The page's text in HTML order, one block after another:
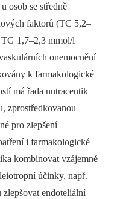
osob se středně
vých faktorů (TC 5,2–
1,7–2,3 mmol/l
onemocnění
k farmakologické
má řada nutraceutik
zprostředkovanou
pro zlepšení
i farmakologické
kombinovat vzájemně
účinky, např.
endoteliální